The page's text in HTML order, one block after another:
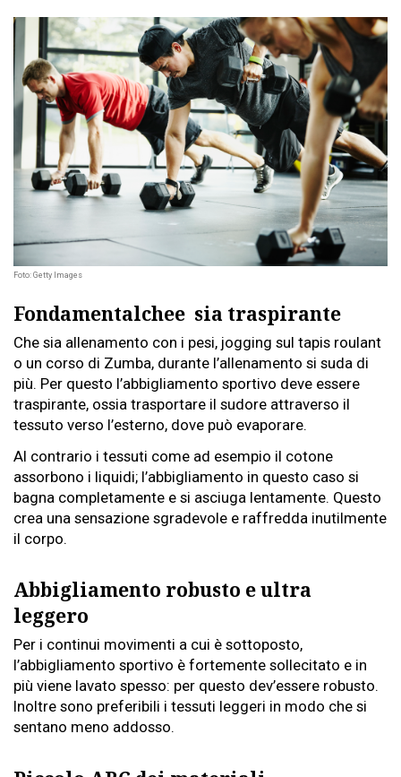
Foto: Getty Images
Fondamentalchee sia traspirante
Che sia allenamento con i pesi, jogging sul tapis roulant
o un corso di Zumba, durante l’allenamento si suda di
più. Per questo l’abbigliamento sportivo deve essere
traspirante, ossia trasportare il sudore attraverso il
tessuto verso l’esterno, dove può evaporare.
Al contrario i tessuti come ad esempio il cotone
assorbono i liquidi; l’abbigliamento in questo caso si
bagna completamente e si asciuga lentamente. Questo
crea una sensazione sgradevole e raffredda inutilmente
il corpo.
Abbigliamento robusto e ultra
leggero
Per i continui movimenti a cui è sottoposto,
l’abbigliamento sportivo è fortemente sollecitato e in
più viene lavato spesso: per questo dev’essere robusto.
Inoltre sono preferibili i tessuti leggeri in modo che si
sentano meno addosso.